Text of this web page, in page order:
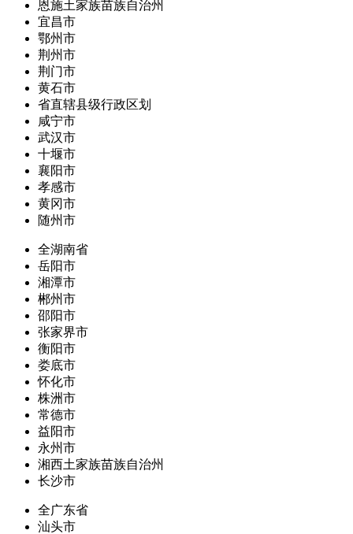
恩施土家族苗族自治州
宜昌市
鄂州市
荆州市
荆门市
黄石市
省直辖县级行政区划
咸宁市
武汉市
十堰市
襄阳市
孝感市
黄冈市
随州市
全湖南省
岳阳市
湘潭市
郴州市
邵阳市
张家界市
衡阳市
娄底市
怀化市
株洲市
常德市
益阳市
永州市
湘西土家族苗族自治州
长沙市
全广东省
汕头市